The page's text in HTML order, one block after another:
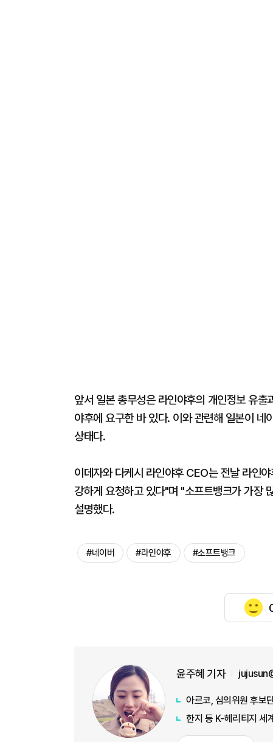
앞서 일본 총무성은 라인야후의 개인정보 유
야후에 요구한 바 있다. 이와 관련해 일본이 네
상태다.
이데자와 다케시 라인야후 CEO는 전날 라인
강하게 요청하고 있다"며 "소프트뱅크가 가장
설명했다.
#네이버 #라인야후 #소프트뱅크
윤주혜 기자
아르코, 심의위원 후보
한지 등 K-헤리티지 세